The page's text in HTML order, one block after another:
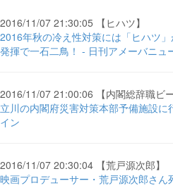
2016/11/07 21:30:05 【ヒハツ】
2016年秋の冷え性対策には「ヒハツ
発揮で一石二鳥！ - 日刊アメーバニュ
2016/11/07 21:00:06 【内閣総辞職ビー
立川の内閣府災害対策本部予備施設
イン
2016/11/07 20:30:04 【荒戸源次郎】
映画プロデューサー・荒戸源次郎さん